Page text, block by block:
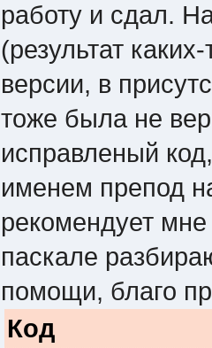
работу и сдал.
(результат
версии, в
тоже была не
исправленый
именем препод
рекомендует
паскале
помощи, благо
Код